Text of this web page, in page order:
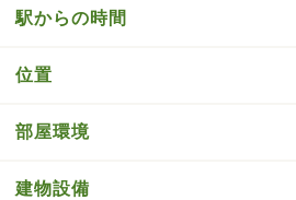
駅からの時間
位置
部屋環境
建物設備